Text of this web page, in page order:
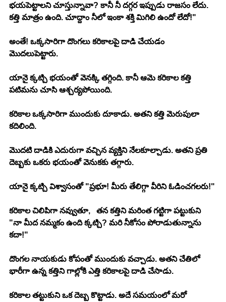
భయపెట్టాలని చూస్తున్నావా? కానీ నీ దగ్గర ఇప్పుడు రాజసం లేదు.
కత్తి మాత్రం ఉంది. చూద్దాం నీలో ఇంకా శక్తి మిగిలి ఉందో లేదో!"
అంతే! ఒక్కసారిగా దొంగలు కరికాలపై దాడి చేయడం
మొదలుపెట్టారు.
యానై క్కట్చి భయంతో వెనక్కి తగ్గింది. కానీ ఆమె కరికాల కత్తి
పటిమను చూసి ఆశ్చర్యపోయింది.
కరికాల ఒక్కసారిగా ముందుకు దూకాడు. అతని కత్తి మెరుపులా
కదిలింది.
మొదటి దాడికి ఎదురుగా వచ్చిన వ్యక్తిని నేలకూల్చాడు. అతని ప్రతి
దెబ్బకు ఒకరు భయంతో వెనుకకు తగ్గారు.
యానై క్కట్చి విశ్వాసంతో "ప్రభూ! మీరు తేలిగ్గా వీరిని ఓడించగలరు!"
కరికాల చిలిపిగా నవ్వుతూ,   తన కత్తిని మరింత గట్టిగా పట్టుకుని
"నా మీద నమ్మకం ఉంది క్కట్చి? మరి నీకోసం పోరాడుతున్నాను
కదా!"
దొంగల నాయకుడు కోపంతో ముందుకు వచ్చాడు. అతని చేతిలో
భారీగా ఉన్న కత్తిని గాల్లోకి ఎత్తి కరికాలపై దాడి చేసాడు.
కరికాల తట్టుకుని ఒక దెబ్బ కొట్టాడు. అదే సమయంలో మరో